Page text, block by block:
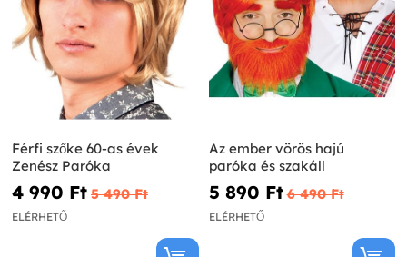
Férfi szőke 60-as évek
Zenész Paróka
4 990 Ft‎ 5 490 Ft‎
ELÉRHETŐ
Az ember vörös hajú
paróka és szakáll
5 890 Ft‎ 6 490 Ft‎
ELÉRHETŐ